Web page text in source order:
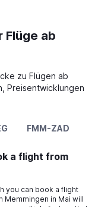
Flüge ab
zu Flügen ab
Preisentwicklungen
FMM-ZAD
a flight from
you can book a flight
Memmingen in Mai will